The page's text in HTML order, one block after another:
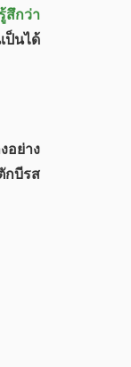
สึกว่า
ป็นได้
อย่าง
กบีรส